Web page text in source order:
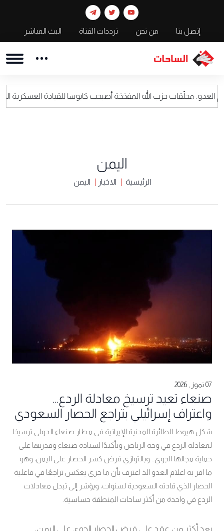
إتصل بنا من نحن ترددات القناة البث المباشر
حزب الله المفخخة أصبحت كابوسا للقيادة العسكرية الاسرائيلية
اليمن
الرئيسية الاخبار اليمن
07 تموز , 2026
صنعاء تعيد ترسيخ معادلة الردع...
واعتراف إسرائيلي بتراجع الحصار السعودي
شكل هبوط الطائرة المدنية الإيرانية في مطار صنعاء الدولي ترسيخا
لمعادلة الردع في وجه الرياض وتأكيدًا لسيادة صنعاء وقدرتها على
حماية مجالها الجوي.. وبالتوازي فرض كسر الحصار على اليمن، وهو
ما اقر به اعلام العدو الذ اعترف بأن ما جرى يعكس تراجعًا في فاعلية
الحصار الذي قادته السعودية لسنوات، ويؤشر إلى تبدل معادلات
الردع في واحدة من أكثر ساحات المنطقة حساسية.
بعد أكثر من عقد على فرض الحصار الجوي على اليمن،